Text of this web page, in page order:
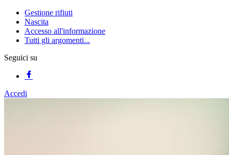
Gestione rifiuti
Nascita
Accesso all'informazione
Tutti gli argomenti...
Seguici su
Accedi